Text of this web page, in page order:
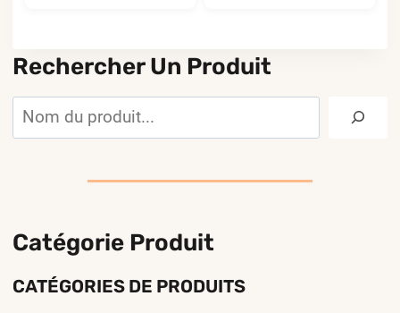
Rechercher Un Produit
Rechercher
Catégorie Produit
CATÉGORIES DE PRODUITS